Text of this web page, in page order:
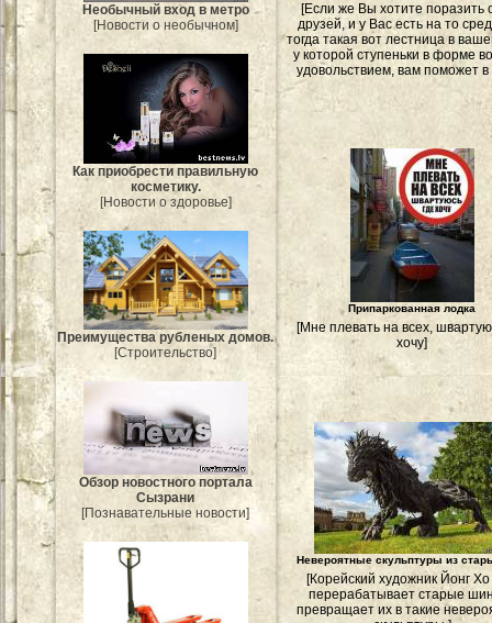
Необычный вход в метро
[Новости о необычном]
Как приобрести правильную
косметику.
[Новости о здоровье]
Преимущества рубленых домов.
[Строительство]
Обзор новостного портала
Сызрани
[Познавательные новости]
[Если же Вы хотите поразить
друзей, и у Вас есть на то
тогда такая вот лестница в
у которой ступеньки в форме
удовольствием, вам поможет в
Припаркованная лодка
[Мне плевать на всех,
хочу]
Невероятные скульптуры из
[Корейский художник Йонг
перерабатывает старые
превращает их в такие